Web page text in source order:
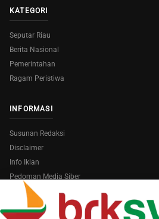
KATEGORI
Seputar Riau
Berita Nasional
Pemerintahan
Ragam Peristiwa
INFORMASI
Susunan Redaksi
Disclaimer
Info Iklan
Pedoman Media Siber